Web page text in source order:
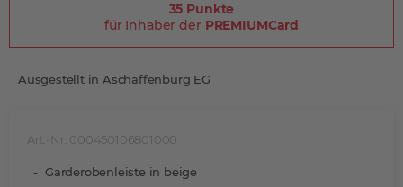
Art.-Nr. 000450106801000
Garderobenleiste in beige
35 Punkte
für Inhaber der PREMIUMCard
Ausgestellt in Aschaffenburg EG